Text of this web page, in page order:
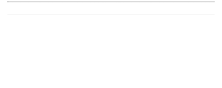
ศูนย์การค้าปทุมธานี